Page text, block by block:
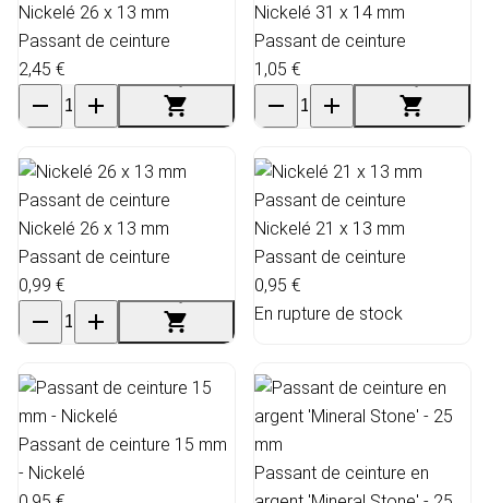
Nickelé 26 x 13 mm
Passant de ceinture
2,45 €
Nickelé 31 x 14 mm
Passant de ceinture
1,05 €
Nickelé 26 x 13 mm
Passant de ceinture
0,99 €
Nickelé 21 x 13 mm
Passant de ceinture
0,95 €
En rupture de stock
Passant de ceinture 15 mm
- Nickelé
Passant de ceinture en